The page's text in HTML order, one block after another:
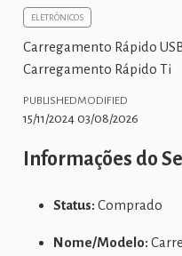
ELETRÔNICOS
Carregamento Rápido
Carregamento Rápido Ti
PUBLISHED
15/11/2024
MODIFIED
03/08/2026
Informações do
Status: Comprado
Nome/Modelo: